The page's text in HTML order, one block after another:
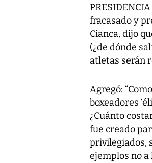
fracasado y
Cianca, dijo
(¿de dónde
atletas serán
Agregó:
boxeadores
¿Cuánto
fue creado
privilegiados,
ejemplos no a